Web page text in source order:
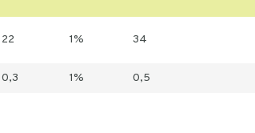
22 1% 34
0,3 1% 0,5